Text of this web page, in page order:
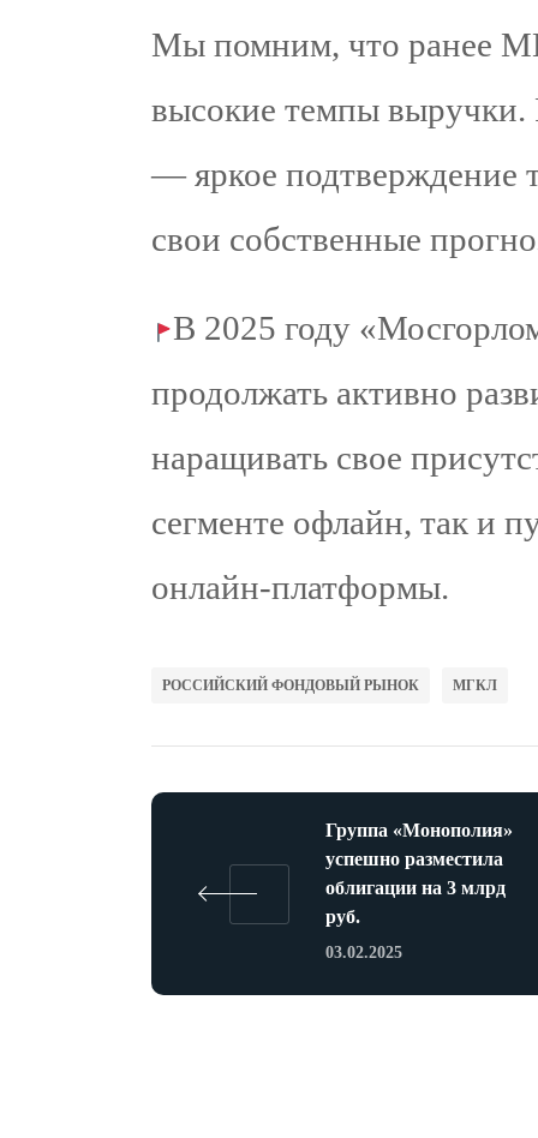
Мы помним, что ранее
высокие темпы выручки.
— яркое подтверждение
свои собственные
В 2025 году
продолжать активно
наращивать свое
сегменте офлайн, так и
онлайн-платформы.
РОССИЙСКИЙ ФОНДОВЫЙ РЫНОК МГКЛ
Группа «Монополия»
успешно разместила
облигации на 3 млрд
руб.
03.02.2025